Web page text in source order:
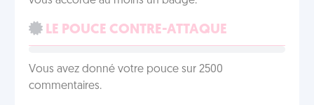
LE POUCE CONTRE-ATTAQUE
Vous avez donné votre pouce sur 2500
commentaires.